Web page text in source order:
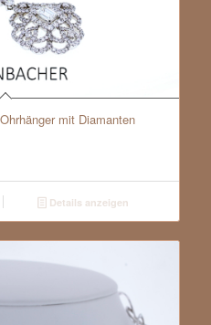
mit Diamanten
Details anzeigen